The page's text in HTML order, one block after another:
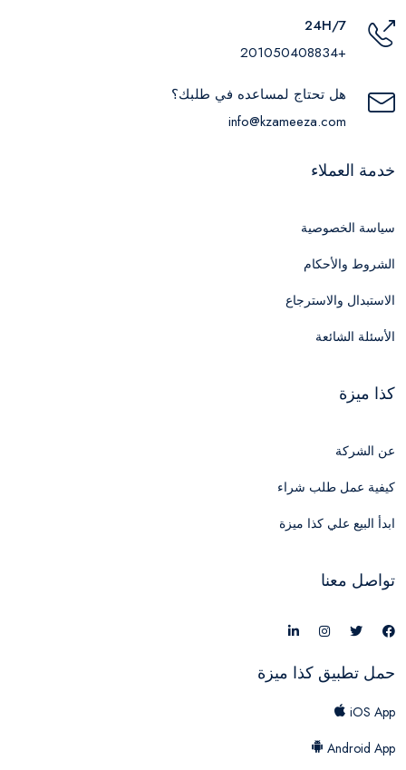
24H/7
+201050408834
هل تحتاج لمساعده في طلبك؟
info@kzameeza.com
خدمة العملاء
سياسة الخصوصية
الشروط والأحكام
الاستبدال والاسترجاع
الأسئلة الشائعة
كذا ميزة
عن الشركة
كيفية عمل طلب شراء
ابدأ البيع علي كذا ميزة
تواصل معنا
حمل تطبيق كذا ميزة
iOS App
Android App